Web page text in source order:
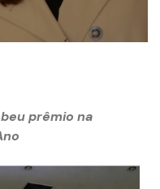
prêmio na